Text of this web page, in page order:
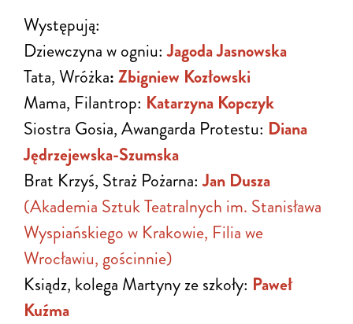
Występują:
Dziewczyna w ogniu:Jagoda Jasnowska
Tata, Wróżka:Zbigniew Kozłowski
Mama, Filantrop: Katarzyna Kopczyk
Siostra Gosia, Awangarda Protestu: Diana
Jędrzejewska-Szumska
Brat Krzyś, Straż Pożarna:Jan Dusza
(Akademia Sztuk Teatralnych im. Stanisława
Wyspiańskiego w Krakowie, Filia we
Wrocławiu, gościnnie)
Ksiądz, kolega Martyny ze szkoły: Paweł
Kuźma